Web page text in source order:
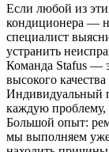
Если любой из
кондиционера —
специалист
устранить
Команда Stafus —
высокого
Индивидуальный
каждую проблему,
Большой опыт:
мы выполняем уже